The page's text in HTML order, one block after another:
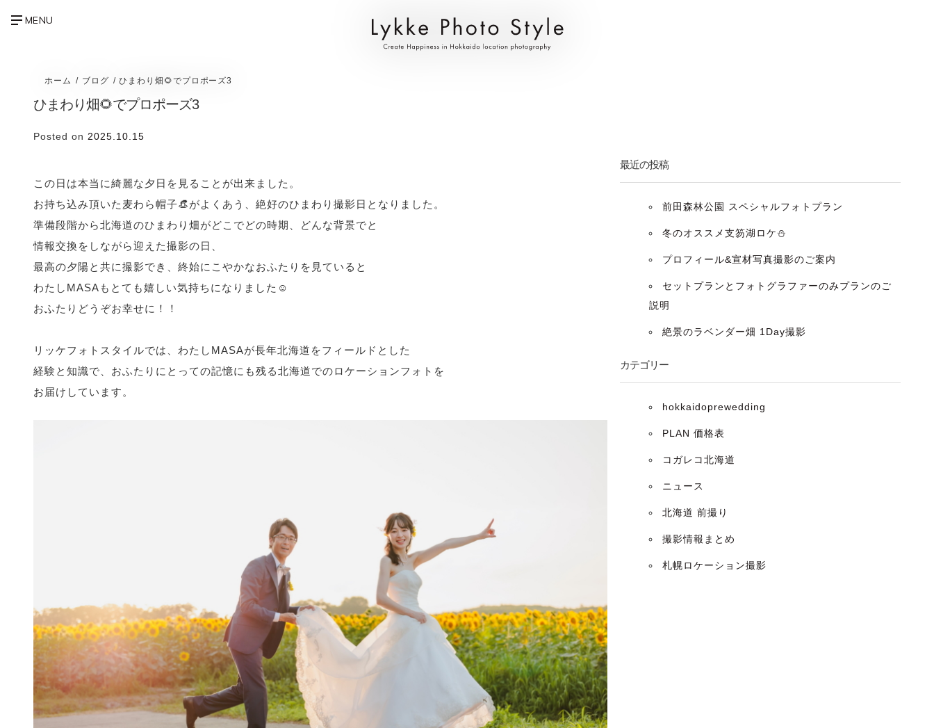
ホーム ブログ ひまわり畑🌻でプロポーズ3
ひまわり畑🌻でプロポーズ3
Posted on 2025.10.15
この日は本当に綺麗な夕日を見ることが出来ました。
お持ち込み頂いた麦わら帽子👒がよくあう、絶好のひまわり撮影日となりました。
準備段階から北海道のひまわり畑がどこでどの時期、どんな背景でと
情報交換をしながら迎えた撮影の日、
最高の夕陽と共に撮影でき、終始にこやかなおふたりを見ていると
わたしMASAもとても嬉しい気持ちになりました☺️
おふたりどうぞお幸せに！！
リッケフォトスタイルでは、わたしMASAが長年北海道をフィールドとした
経験と知識で、おふたりにとっての記憶にも残る北海道でのロケーションフォトを
お届けしています。
最近の投稿
前田森林公園 スペシャルフォトプラン
冬のオススメ支笏湖ロケ⛄️
プロフィール&宣材写真撮影のご案内
セットプランとフォトグラファーのみプランのご
説明
絶景のラベンダー畑 1Day撮影
カテゴリー
hokkaidoprewedding
PLAN 価格表
コガレコ北海道
ニュース
北海道 前撮り
撮影情報まとめ
札幌ロケーション撮影